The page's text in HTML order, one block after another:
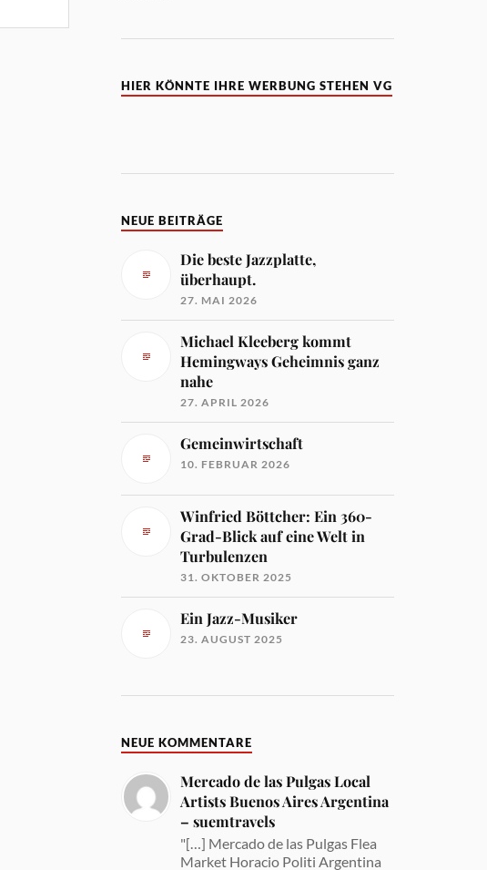
HIER KÖNNTE IHRE WERBUNG STEHEN VG
NEUE BEITRÄGE
Die beste Jazzplatte,
überhaupt.
27. MAI 2026
Michael Kleeberg kommt
Hemingways Geheimnis ganz
nahe
27. APRIL 2026
Gemeinwirtschaft
10. FEBRUAR 2026
Winfried Böttcher: Ein 360-
Grad-Blick auf eine Welt in
Turbulenzen
31. OKTOBER 2025
Ein Jazz-Musiker
23. AUGUST 2025
NEUE KOMMENTARE
Mercado de las Pulgas Local
Artists Buenos Aires Argentina
– suemtravels
"[…] Mercado de las Pulgas Flea
Market Horacio Politi Argentina